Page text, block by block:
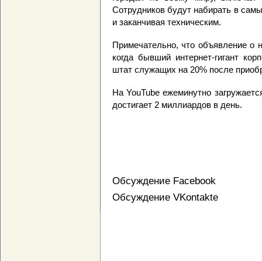
Сотрудников будут набирать в
и заканчивая техническим.
Примечательно, что объявление о
когда бывший интернет-гигант
штат служащих на 20% после
На YouTube ежеминутно
достигает 2 миллиардов в день.
Обсуждение Facebook
Обсуждение VKontakte